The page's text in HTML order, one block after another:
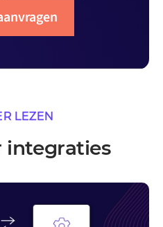
LEZEN
integraties